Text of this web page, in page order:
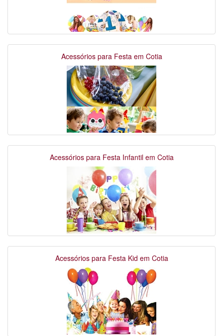
Acessórios para Festa em Cotia
Acessórios para Festa Infantil em Cotia
Acessórios para Festa Kid em Cotia